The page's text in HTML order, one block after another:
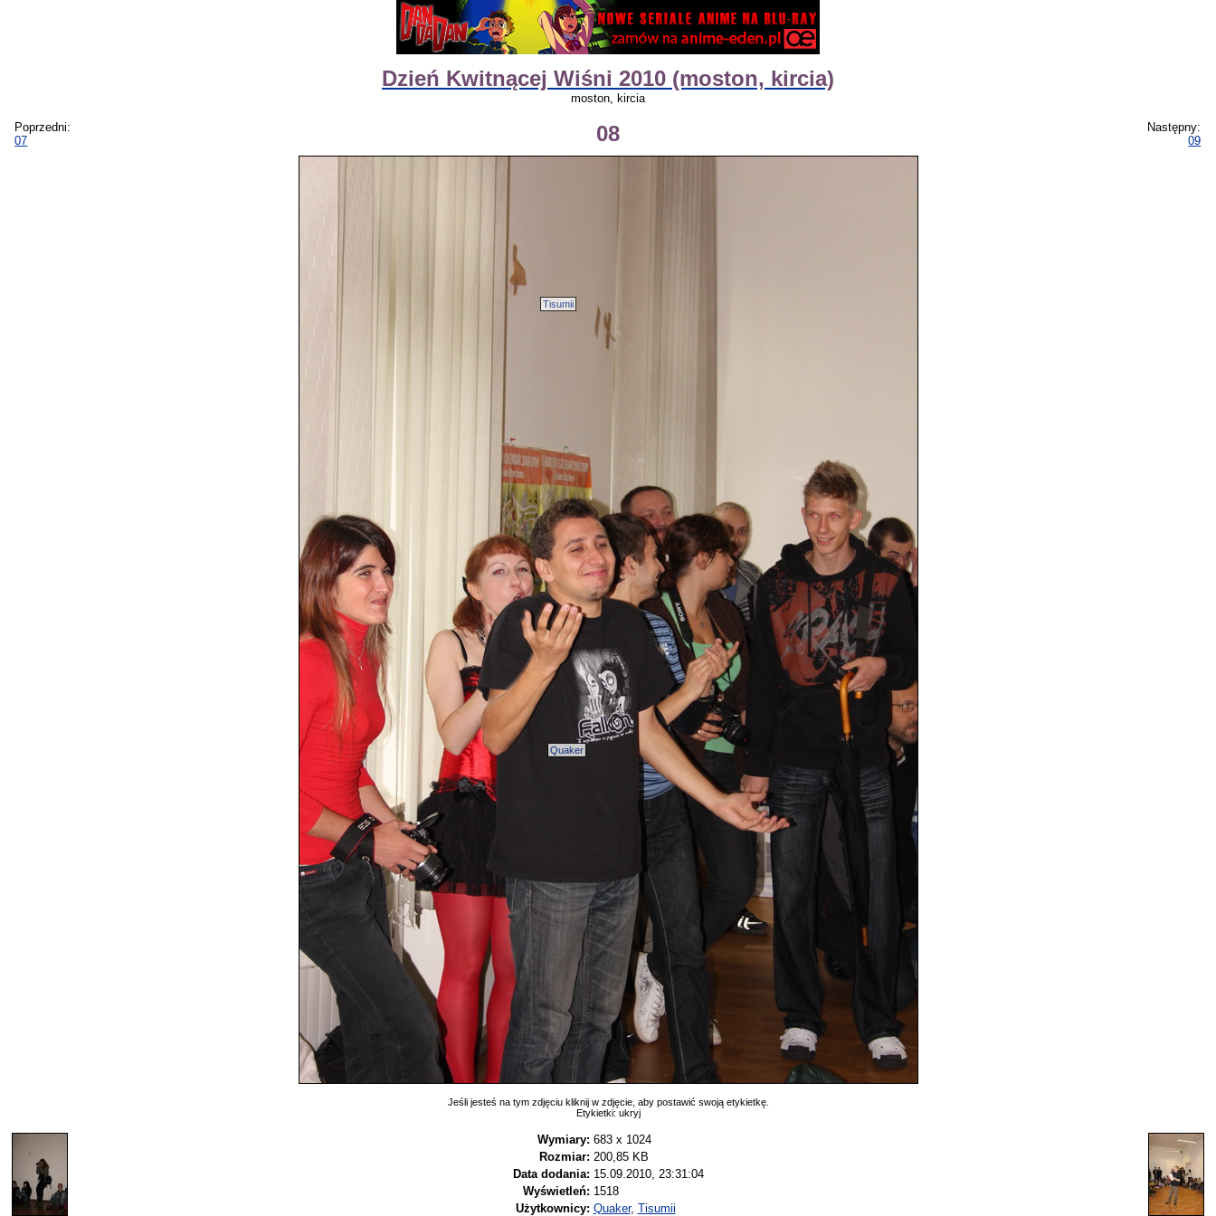
Dzień Kwitnącej Wiśni 2010 (moston, kircia)
moston, kircia
Poprzedni:
07
08
Następny:
09
Quaker
Tisumii
Jeśli jesteś na tym zdjęciu kliknij w zdjęcie, aby postawić swoją etykietkę.
Etykietki: ukryj
Wymiary: 683 x 1024
Rozmiar: 200,85 KB
Data dodania: 15.09.2010, 23:31:04
Wyświetleń: 1518
Użytkownicy: Quaker, Tisumii